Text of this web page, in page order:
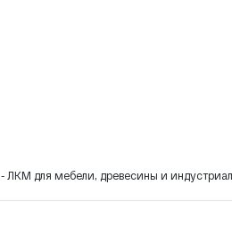
- ЛКМ для мебели, древесины и